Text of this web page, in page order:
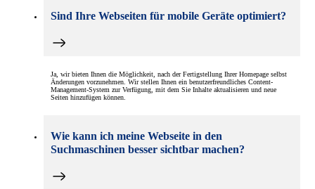
Sind Ihre Webseiten für mobile Geräte optimiert?
Ja, wir bieten Ihnen die Möglichkeit, nach der Fertigstellung Ihrer Homepage selbst
Änderungen vorzunehmen. Wir stellen Ihnen ein benutzerfreundliches Content-
Management-System zur Verfügung, mit dem Sie Inhalte aktualisieren und neue
Seiten hinzufügen können.
Wie kann ich meine Webseite in den
Suchmaschinen besser sichtbar machen?